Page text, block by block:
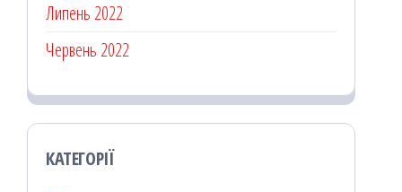
Липень 2022
Червень 2022
КАТЕГОРІЇ